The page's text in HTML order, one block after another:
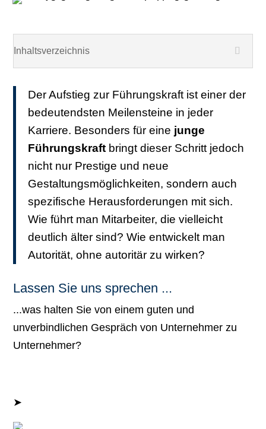
Inhaltsverzeichnis
Der Aufstieg zur Führungskraft ist einer der
bedeutendsten Meilensteine in jeder
Karriere. Besonders für eine junge
Führungskraft bringt dieser Schritt jedoch
nicht nur Prestige und neue
Gestaltungsmöglichkeiten, sondern auch
spezifische Herausforderungen mit sich.
Wie führt man Mitarbeiter, die vielleicht
deutlich älter sind? Wie entwickelt man
Autorität, ohne autoritär zu wirken?
Lassen Sie uns sprechen ...
...was halten Sie von einem guten und
unverbindlichen Gespräch von Unternehmer zu
Unternehmer?
➤